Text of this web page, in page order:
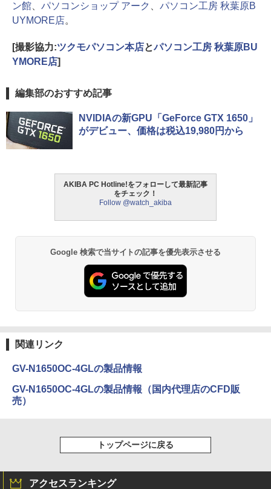
ン館、 パソコンショップ アーク 、 パソコン工房 秋葉原B
UYMORE店。
[撮影協力:ツクモパソコン本店とパソコン工房 秋葉原BU
YMORE店]
編集部のおすすめ記事
NVIDIAの新GPU「GeForce GTX 1650」
がデビュー、価格は税込19,980円から
AKIBA PC Hotline!をフォローして最新記事
をチェック！
Follow @watch_akiba
Google 検索で当サイトの記事を優先表示させる
関連リンク
GV-N1650OC-4GLの製品情報
GV-N1650OC-4GLの製品情報（国内代理店のCFD販
売）
トップページに戻る
アクセスランキング